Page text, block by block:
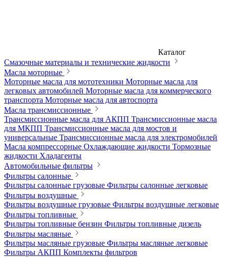
Каталог
Смазочные материалы и технические жидкости
Масла моторные
Моторные масла для мототехники Моторные масла для
легковых автомобилей Моторные масла для коммерческого
транспорта Моторные масла для автоспорта
Масла трансмиссионные
Трансмиссионные масла для АКПП Трансмиссионные масла
для МКПП Трансмиссионные масла для мостов и
универсальные Трансмиссионные масла для электромобилей
Масла компрессорные Охлаждающие жидкости Тормозные
жидкости Хладагенты
Автомобильные фильтры
Фильтры салонные
Фильтры салонные грузовые Фильтры салонные легковые
Фильтры воздушные
Фильтры воздушные грузовые Фильтры воздушные легковые
Фильтры топливные
Фильтры топливные бензин Фильтры топливные дизель
Фильтры масляные
Фильтры масляные грузовые Фильтры масляные легковые
Фильтры АКПП Комплекты фильтров